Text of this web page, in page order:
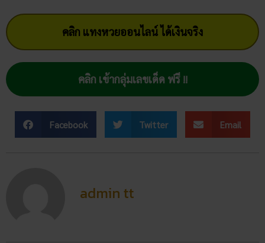
คลิก แทงหวยออนไลน์ ได้เงินจริง
คลิก เข้ากลุ่มเลขเด็ด ฟรี !!
Facebook Twitter Email
admin tt